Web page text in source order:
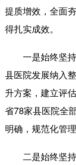
食品
溯源中国
亚太网
地方频道
提质增效，全面
得扎实成效。
一是始终坚持
县医院发展纳入
升方案，建立评
省78家县医院全
明确，规范化管
二是始终坚持